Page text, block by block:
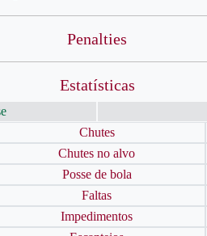
Penalties
Estatísticas
Chutes
Chutes no alvo
Posse de bola
Faltas
Impedimentos